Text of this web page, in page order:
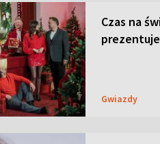
Czas na
Gwiazdy